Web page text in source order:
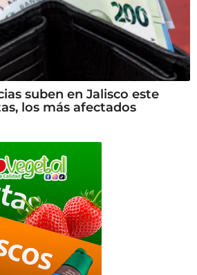
suben en Jalisco este
los más afectados